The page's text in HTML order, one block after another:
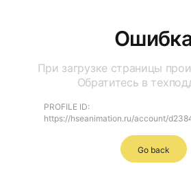
При загрузке страницы
Обратитесь в
PROFILE ID:
https://hseanimation.ru/account/
Go back